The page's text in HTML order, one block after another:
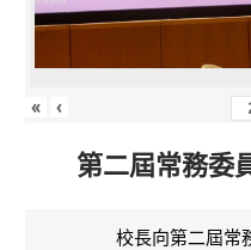
« ‹
第二屆常務
校長向第二屆常